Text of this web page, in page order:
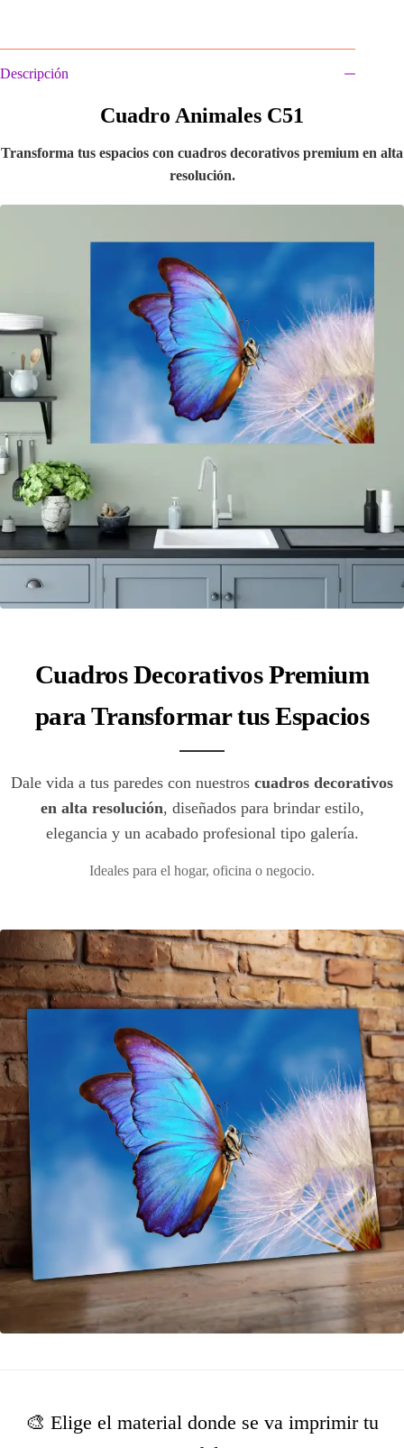
Descripción
Cuadro Animales C51
Transforma tus espacios con cuadros decorativos premium en alta
resolución.
Cuadros Decorativos Premium
para Transformar tus Espacios
Dale vida a tus paredes con nuestros cuadros decorativos
en alta resolución, diseñados para brindar estilo,
elegancia y un acabado profesional tipo galería.
Ideales para el hogar, oficina o negocio.
🎨 Elige el material donde se va imprimir tu